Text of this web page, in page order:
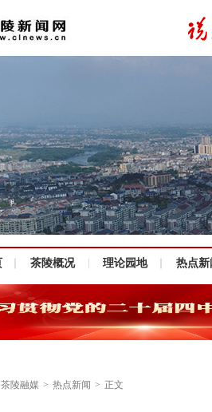
茶陵概况 理论园地 热点新
茶陵融媒 > 热点新闻 > 正文